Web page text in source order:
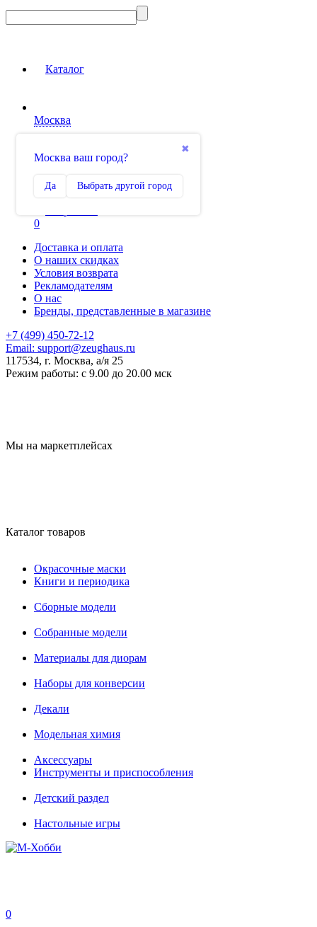
Каталог
Москва
✖
Москва ваш город?
Да Выбрать другой город
Сравнение
0
Доставка и оплата
О наших скидках
Условия возврата
Рекламодателям
О нас
Бренды, представленные в магазине
+7 (499) 450-72-12
Email: support@zeughaus.ru
117534, г. Москва, а/я 25
Режим работы: с 9.00 до 20.00 мск
Мы на маркетплейсах
Каталог товаров
Окрасочные маски
Книги и периодика
Сборные модели
Собранные модели
Материалы для диорам
Наборы для конверсии
Декали
Модельная химия
Аксессуары
Инструменты и приспособления
Детский раздел
Настольные игры
0